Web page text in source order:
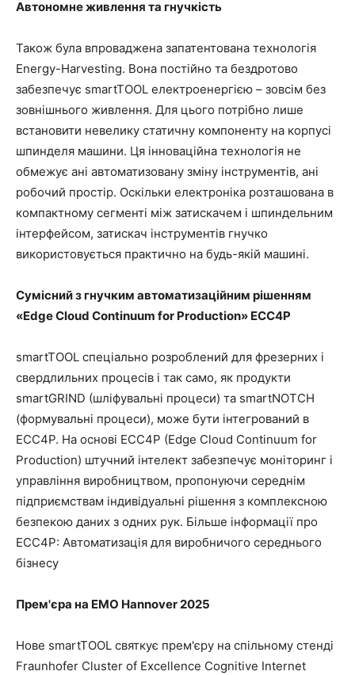
Автономне живлення та гнучкість
Також була впроваджена запатентована технологія
Energy-Harvesting. Вона постійно та бездротово
забезпечує smartTOOL електроенергією – зовсім без
зовнішнього живлення. Для цього потрібно лише
встановити невелику статичну компоненту на корпусі
шпинделя машини. Ця інноваційна технологія не
обмежує ані автоматизовану зміну інструментів, ані
робочий простір. Оскільки електроніка розташована в
компактному сегменті між затискачем і шпиндельним
інтерфейсом, затискач інструментів гнучко
використовується практично на будь-якій машині.
Сумісний з гнучким автоматизаційним рішенням
«Edge Cloud Continuum for Production» ECC4P
smartTOOL спеціально розроблений для фрезерних і
свердлильних процесів і так само, як продукти
smartGRIND (шліфувальні процеси) та smartNOTCH
(формувальні процеси), може бути інтегрований в
ECC4P. На основі ECC4P (Edge Cloud Continuum for
Production) штучний інтелект забезпечує моніторинг і
управління виробництвом, пропонуючи середнім
підприємствам індивідуальні рішення з комплексною
безпекою даних з одних рук. Більше інформації про
ECC4P: Автоматизація для виробничого середнього
бізнесу
Прем'єра на EMO Hannover 2025
Нове smartTOOL святкує прем'єру на спільному стенді
Fraunhofer Cluster of Excellence Cognitive Internet